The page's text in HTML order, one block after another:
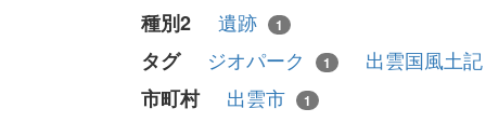
種別2 遺跡 1
タグ ジオパーク 1
出雲国風土
市町村
出雲市 1